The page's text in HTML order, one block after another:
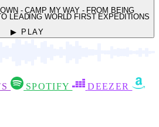
- CAMP MY WAY - FROM BEING
LEADING WORLD FIRST EXPEDITIONS
▶ PLAY
SPOTIFY
DEEZER